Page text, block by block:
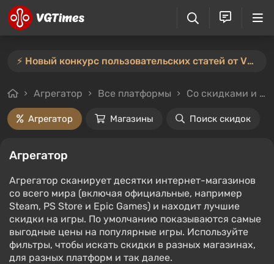
⚡️ Новый конкурс пользовательских статей от VGTimes — участвуйте тут ⚡️
Агрегатор Все платформы Со скидками и без
Агрегатор Магазины Поиск скидок
Агрегатор
Агрегатор сканирует десятки интернет-магазинов
со всего мира (включая официальные, например
Steam, PS Store и Epic Games) и находит лучшие
скидки на игры. По умолчанию показываются самые
выгодные цены на популярные игры. Используйте
фильтры, чтобы искать скидки в разных магазинах,
для разных платформ и так далее.